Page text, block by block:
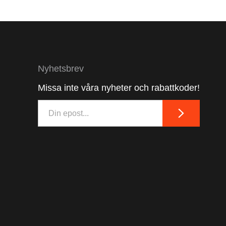
Nyhetsbrev
Missa inte våra nyheter och rabattkoder!